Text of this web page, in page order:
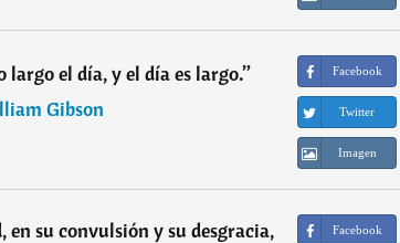
largo el día, y el día es largo.”
Gibson
Facebook
Twitter
Imagen
en su convulsión y su desgracia,
Facebook